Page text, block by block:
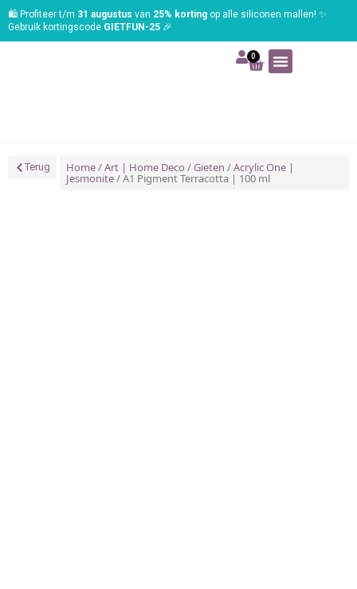
🛍️ Profiteer t/m 31 augustus van 25% korting op alle siliconen mallen! ✨
Gebruik kortingscode GIETFUN-25 🎉
0
Terug Home/Art | Home Deco /Gieten /Acrylic One |
Jesmonite/ A1 Pigment Terracotta | 100 ml